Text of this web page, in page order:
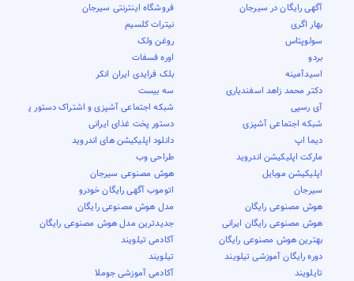
آگهی رایگان در سیرجان
فروشگاه اینترنتی سیرجان
بهار اگری
نیترات کلسیم
سولوپتاس
روغن ولک
بردو
اوره فسفات
اسیدآمینه
بلک فرایدی ایران انکر
دکتر محمد زاهد اسفندیاری
سه بیست
آی رسپی
شبکه اجتماعی آشپزی و اشتراک دستور پخت
شبکه اجتماعی آشپزی
دستور پخت غذای ایرانی
دیما اپ
دانلود اپلیکیشن های اندروید
مارکت اپلیکیشن اندروید
طراحی وب
اپلیکیشن موبایل
هوش مصنوعی سیرجان
سیرجان
اتوموب آگهی رایگان خودرو
هوش مصنوعی رایگان
مدل هوش مصنوعی رایگان
هوش مصنوعی رایگان ایرانی
جدیدترین مدل هوش مصنوعی رایگان
بهترین هوش مصنوعی رایگان
آکادمی تیلویند
دوره رایگان آموزشی تیلویند
تیلویند
تایلویند
آکادمی آموزشی جوملا